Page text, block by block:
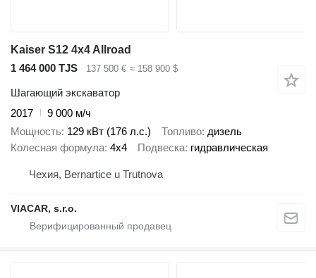
Kaiser S12 4x4 Allroad
1 464 000 TJS
137 500 € ≈ 158 900 $
Шагающий экскаватор
2017
9 000 м/ч
Мощность 129 кВт (176 л.с.) Топливо дизель
Колесная формула 4x4 Подвеска гидравлическая
Чехия, Bernartice u Trutnova
VIACAR, s.r.o.